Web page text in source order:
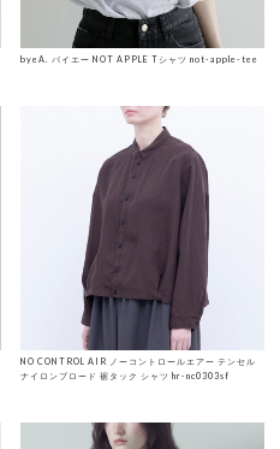
byeA. バイエー NOT APPLE Tシャツ not-apple-tee
NO CONTROL AIR ノーコントロールエアー テンセル
ナイロンブロード 裾タック シャツ hr-nc0303sf